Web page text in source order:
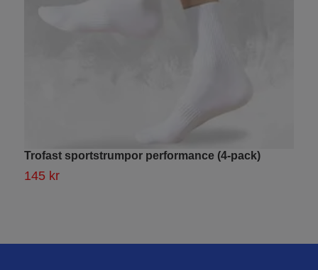
Trofast sportstrumpor performance (4-pack)
145 kr